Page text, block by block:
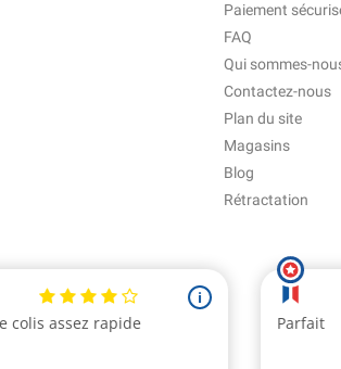
Paiement
FAQ
Qui sommes-
Contactez-nous
Plan du site
Magasins
Blog
Rétractation